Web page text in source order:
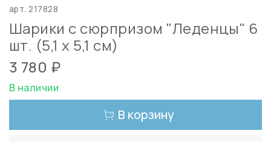
арт.217828
Шарики с сюрпризом "Леденцы" 6
шт. (5,1 х 5,1 см)
3 780 ₽
В наличии
В корзину